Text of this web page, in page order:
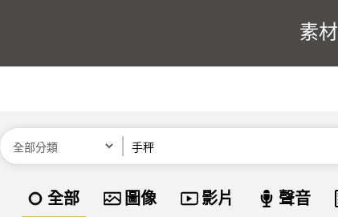
素材
分類
資料類型
全部 圖像 影片 聲音